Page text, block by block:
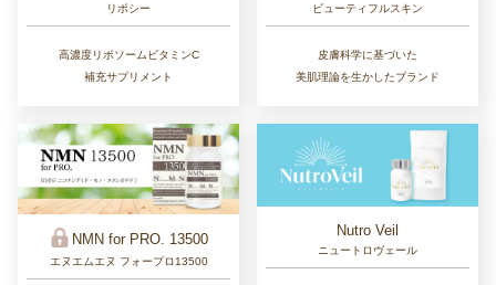
リポシー
高濃度リポソームビタミンC
補充サプリメント
ビューティフルスキン
皮膚科学に基づいた
美肌理論を生かしたブランド
NMN for PRO. 13500
エヌエムエヌ フォープロ13500
Nutro Veil
ニュートロヴェール